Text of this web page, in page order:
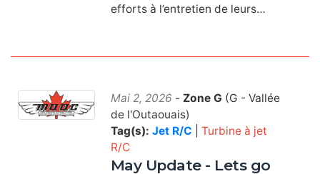
efforts à l’entretien de leurs…
Mai 2, 2026 - Zone G (G - Vallée
de l'Outaouais)
Tag(s): Jet R/C
Turbine à jet
R/C
May Update - Lets go